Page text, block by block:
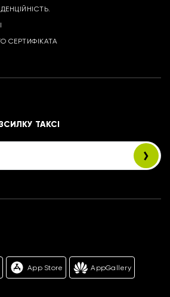
СЕРТИФІКАТА
ТАКСІ
App Store AppGallery